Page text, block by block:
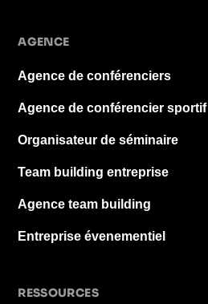
AGENCE
Agence de conférenciers
Agence de conférencier sportif
Organisateur de séminaire
Team building entreprise
Agence team building
Entreprise évenementiel
RESSOURCES